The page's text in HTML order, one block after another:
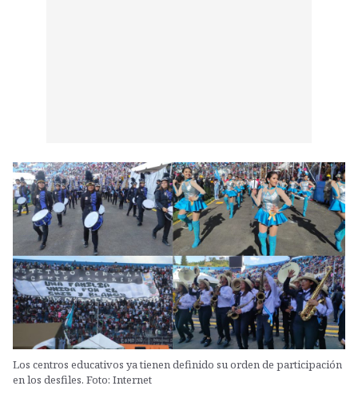
Los centros educativos ya tienen definido su orden de participación
en los desfiles. Foto: Internet